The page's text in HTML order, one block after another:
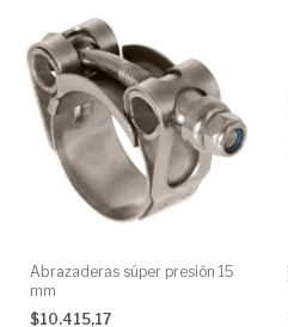
Abrazaderas súper presión 15
mm
$10.415,17